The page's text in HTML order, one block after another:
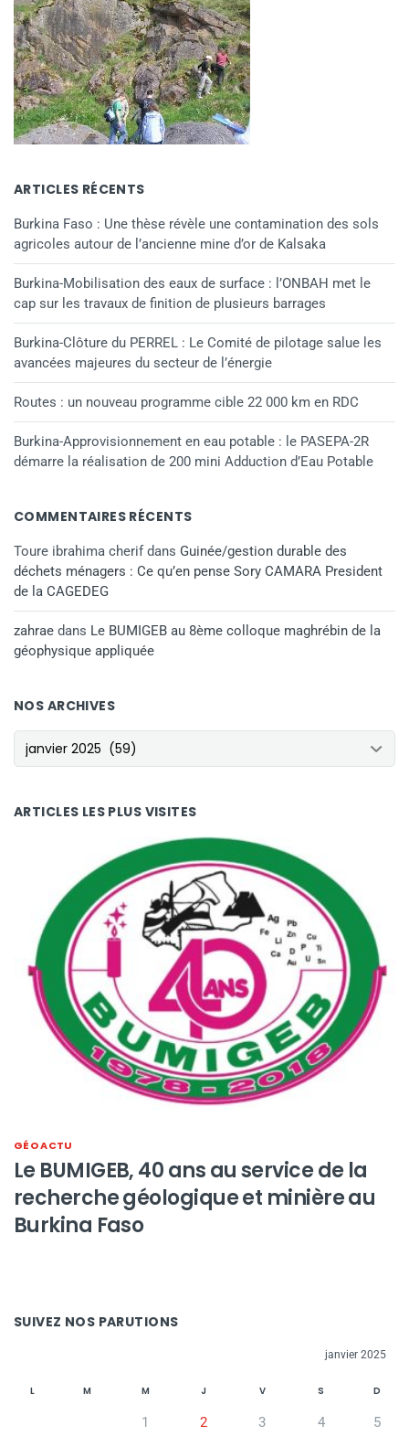
ARTICLES RÉCENTS
Burkina Faso : Une thèse révèle une contamination des sols
agricoles autour de l’ancienne mine d’or de Kalsaka
Burkina-Mobilisation des eaux de surface : l’ONBAH met le
cap sur les travaux de finition de plusieurs barrages
Burkina-Clôture du PERREL : Le Comité de pilotage salue les
avancées majeures du secteur de l’énergie
Routes : un nouveau programme cible 22 000 km en RDC
Burkina-Approvisionnement en eau potable : le PASEPA-2R
démarre la réalisation de 200 mini Adduction d’Eau Potable
COMMENTAIRES RÉCENTS
Toure ibrahima cherif dans Guinée/gestion durable des
déchets ménagers : Ce qu’en pense Sory CAMARA President
de la CAGEDEG
zahrae dans Le BUMIGEB au 8ème colloque maghrébin de la
géophysique appliquée
NOS ARCHIVES
NOS ARCHIVES
ARTICLES LES PLUS VISITES
GÉO ACTU
Le BUMIGEB, 40 ans au service de la
recherche géologique et minière au
Burkina Faso
SUIVEZ NOS PARUTIONS
janvier 2025
L M M J V S D
1 2 3 4 5